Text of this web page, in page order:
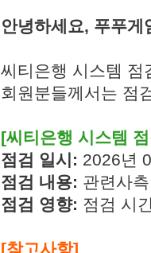
안녕하세요, 푸푸게
씨티은행 시스템 점
회원분들께서는 점
[씨티은행 시스템
점검 일시: 2026년
점검 내용: 관련사
점검 영향: 점검 시
[참고사항]